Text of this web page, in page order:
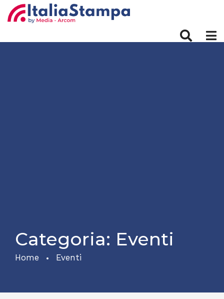
Categoria: Eventi
Home Eventi